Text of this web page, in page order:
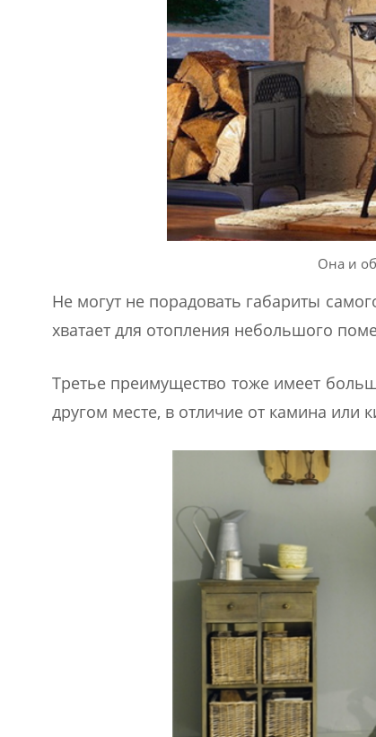
Она и
Не могут не порадовать габариты
хватает для отопления небольшого
Третье преимущество тоже имеет
другом месте, в отличие от камина или